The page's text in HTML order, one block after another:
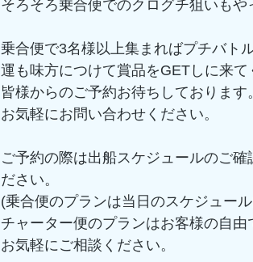
そろそろ乗合便でのクログチ狙いも
乗合便で3名様以上集まればプチバト
運も味方につけて賞品をGETしに来て
皆様からのご予約お待ちしております。
お気軽にお問い合わせください。
ご予約の際は出船スケジュールのご
ださい。
(乗合便のプランは当日のスケジュー
チャーター便のプランはお客様の自由
お気軽にご相談ください。